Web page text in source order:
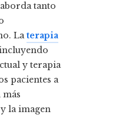
tanto
La terapia
y terapia
pacientes a
la imagen